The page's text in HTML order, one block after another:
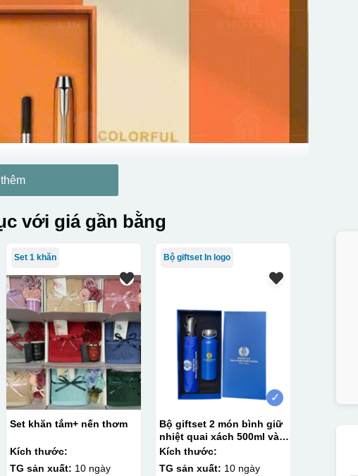
với giá gần bằng
Set 1 khăn
Set khăn tắm+ nến thơm
Kích thước:
TG sản xuất: 10 ngày
Bộ giftset In logo
✓
Bộ giftset 2 món bình giữ
nhiệt quai xách 500ml và
dù gấp 3 tự động 1 chiều
Kích thước:
TG sản xuất: 10 ngày